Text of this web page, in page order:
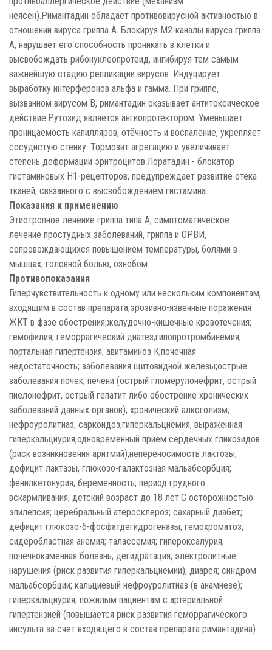
неясен).Римантадин обладает противовирусной активностью в
отношении вируса гриппа А. Блокируя М2-каналы вируса гриппа
А, нарушает его способность проникать в клетки и
высвобождать рибонуклеопротеид, ингибируя тем самым
важнейшую стадию репликации вирусов. Индуцирует
выработку интерферонов альфа и гамма. При гриппе,
вызванном вирусом В, римантадин оказывает антитоксическое
действие.Рутозид является ангиопротектором. Уменьшает
проницаемость капилляров, отёчность и воспаление, укрепляет
сосудистую стенку. Тормозит агрегацию и увеличивает
степень деформации эритроцитов.Лоратадин - блокатор
гистаминовых Н1-рецепторов, предупреждает развитие отёка
тканей, связанного с высвобождением гистамина.
Показания к применению
Этиотропное лечение гриппа типа А; симптоматическое
лечение простудных заболеваний, гриппа и ОРВИ,
сопровождающихся повышением температуры, болями в
мышцах, головной болью, ознобом.
Противопоказания
Гиперчувствительность к одному или нескольким компонентам,
входящим в состав препарата;эрозивно-язвенные поражения
ЖКТ в фазе обострения;желудочно-кишечные кровотечения;
гемофилия; геморрагический диатез;гипопротромбинемия;
портальная гипертензия; авитаминоз К;почечная
недостаточность; заболевания щитовидной железы;острые
заболевания почек, печени (острый гломерулонефрит, острый
пиелонефрит, острый гепатит либо обострение хронических
заболеваний данных органов); хронический алкоголизм;
нефроуролитиаз; саркоидоз;гиперкальциемия, выраженная
гиперкальциурия;одновременный прием сердечных гликозидов
(риск возникновения аритмий);непереносимость лактозы,
дефицит лактазы, глюкозо-галактозная мальабсорбция;
фенилкетонурия; беременность; период грудного
вскармливания; детский возраст до 18 лет.С осторожностью:
эпилепсия; церебральный атеросклероз; сахарный диабет;
дефицит глюкозо-6-фосфатдегидрогеназы; гемохроматоз;
сидеробластная анемия; талассемия; гипероксалурия;
почечнокаменная болезнь; дегидратация; электролитные
нарушения (риск развития гиперкальциемии); диарея; синдром
мальабсорбции; кальциевый нефроуролитиаз (в анамнезе);
гиперкальциурия; пожилым пациентам с артериальной
гипертензией (повышается риск развития геморрагического
инсульта за счет входящего в состав препарата римантадина).